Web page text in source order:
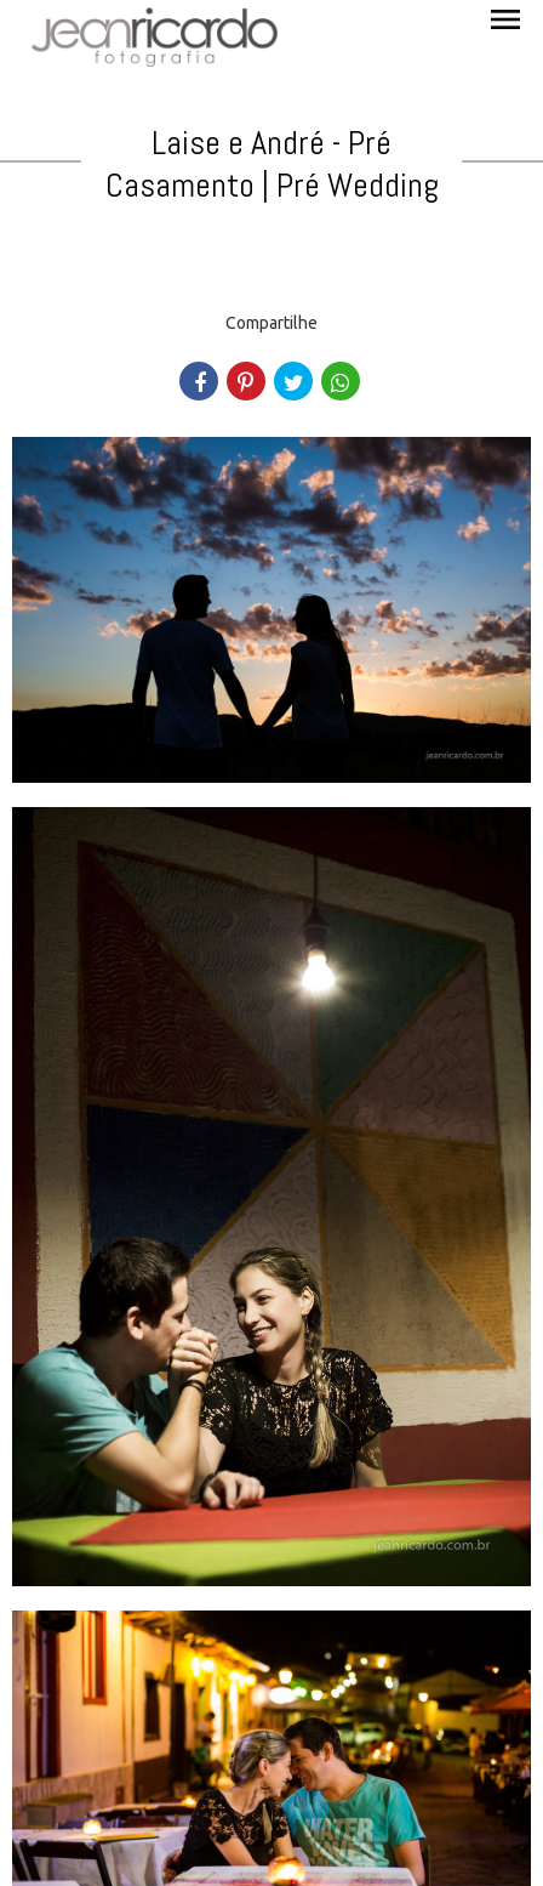
menu
Laise e André - Pré
Casamento | Pré Wedding
Compartilhe